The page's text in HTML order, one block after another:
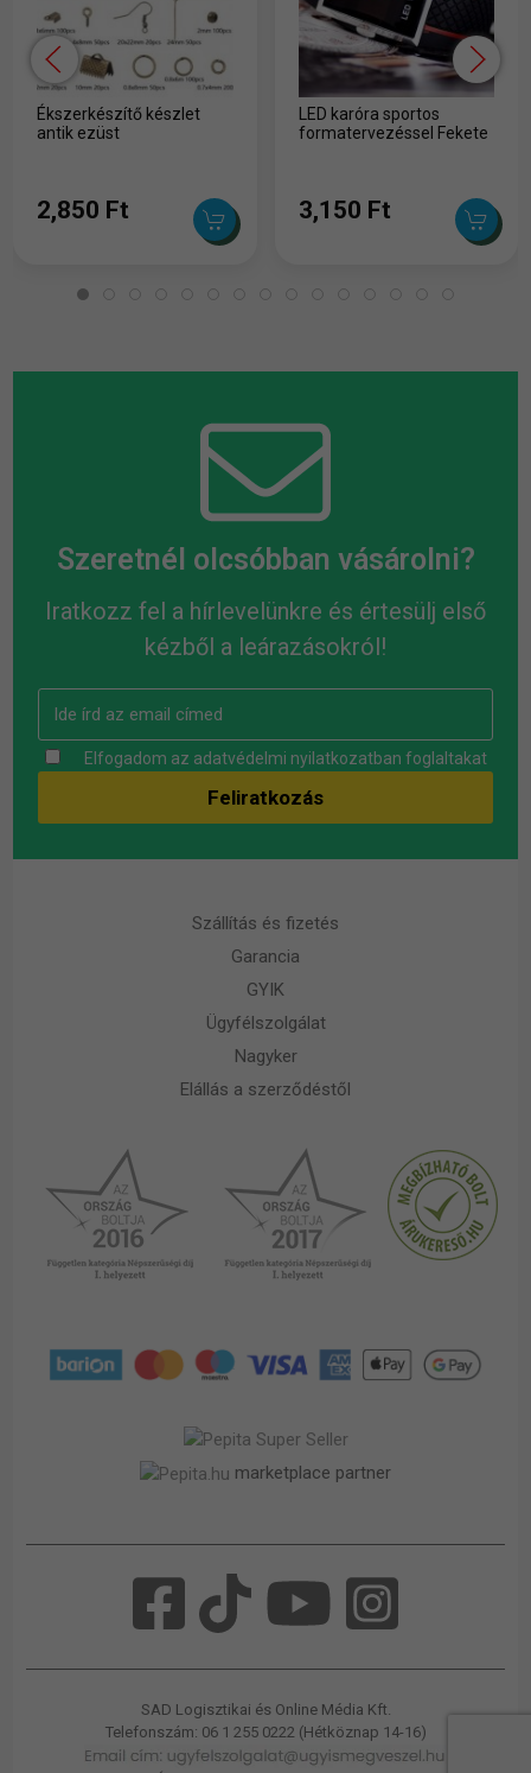
Ékszerkészítő készlet
antik ezüst
2,850 Ft
LED karóra sportos
formatervezéssel Fekete
3,150 Ft
Szeretnél olcsóbban vásárolni?
Iratkozz fel a hírlevelünkre és értesülj első
kézből a leárazásokról!
Elfogadom az adatvédelmi nyilatkozatban foglaltakat
Szállítás és fizetés
Garancia
GYIK
Ügyfélszolgálat
Nagyker
Elállás a szerződéstől
marketplace partner
SAD Logisztikai és Online Média Kft.
Telefonszám: 06 1 255 0222 (Hétköznap 14-16)